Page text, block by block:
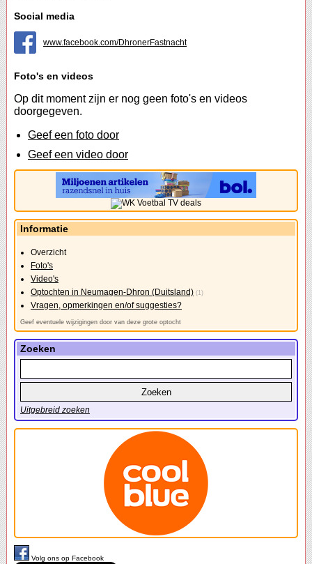
Social media
www.facebook.com/DhronerFastnacht
Foto's en videos
Op dit moment zijn er nog geen foto's en videos
doorgegeven.
Geef een foto door
Geef een video door
Informatie
Overzicht
Foto's
Video's
Optochten in Neumagen-Dhron (Duitsland) (1)
Vragen, opmerkingen en/of suggesties?
Geef eventuele wijzigingen door van deze grote optocht
Zoeken
Uitgebreid zoeken
Volg ons op Facebook